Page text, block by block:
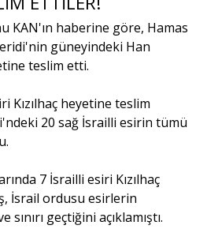
Eğitim
Haber
Analiz
Sağlık
KAN'ın haberine göre, Hamas
güneyindeki Han
teslim etti.
Kızılhaç heyetine teslim
20 sağ İsrailli esirin tümü
7 İsrailli esiri Kızılhaç
İsrail ordusu esirlerin
sınırı geçtiğini açıklamıştı.